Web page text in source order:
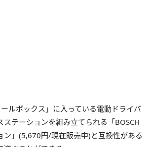
ルボックス」に入っている電動ドライバ
ステーションを組み立てられる「BOSCH
ン」(5,670円/現在販売中)と互換性がある